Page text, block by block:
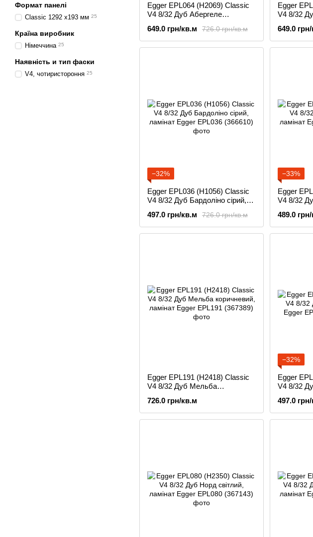
Egger EPL064 (H2069) Classic
V4 8/32 Дуб Абергеле
726.0 грн/кв.м
649.0 грн/кв.м
Egger
V4 8/32
649.0
−32%
Egger EPL036 (H1056) Classic
V4 8/32 Дуб Бардоліно сірий,
726.0 грн/кв.м
497.0 грн/кв.м
−33%
Egger
V4 8/32
489.0
Egger EPL191 (H2418) Classic
V4 8/32 Дуб Мельба
726.0 грн/кв.м
−32%
Egger
V4 8/32
497.0
Формат панелі
Classic 1292 x193 мм 25
Країна виробник
Німеччина 25
Наявність и тип фаски
V4, чотиристороння 25